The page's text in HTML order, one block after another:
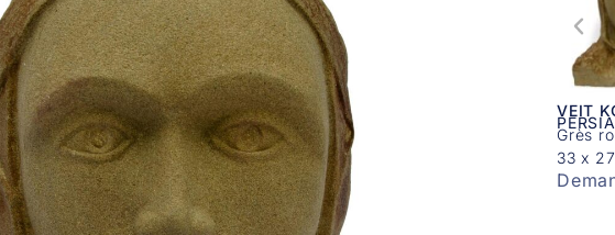
VEIT
Grès
33 x